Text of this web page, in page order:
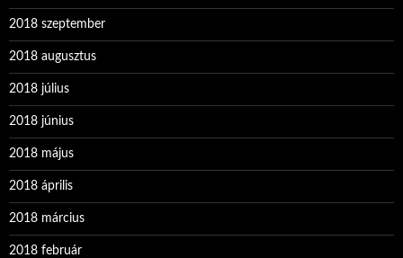
2018 szeptember
2018 augusztus
2018 július
2018 június
2018 május
2018 április
2018 március
2018 február